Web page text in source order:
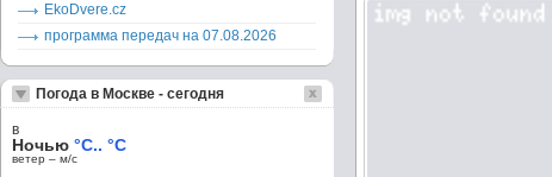
EkoDvere.cz
программа передач на 07.08.2026
Погода в Москве - сегодня
в
Ночью °C.. °C
ветер – м/c